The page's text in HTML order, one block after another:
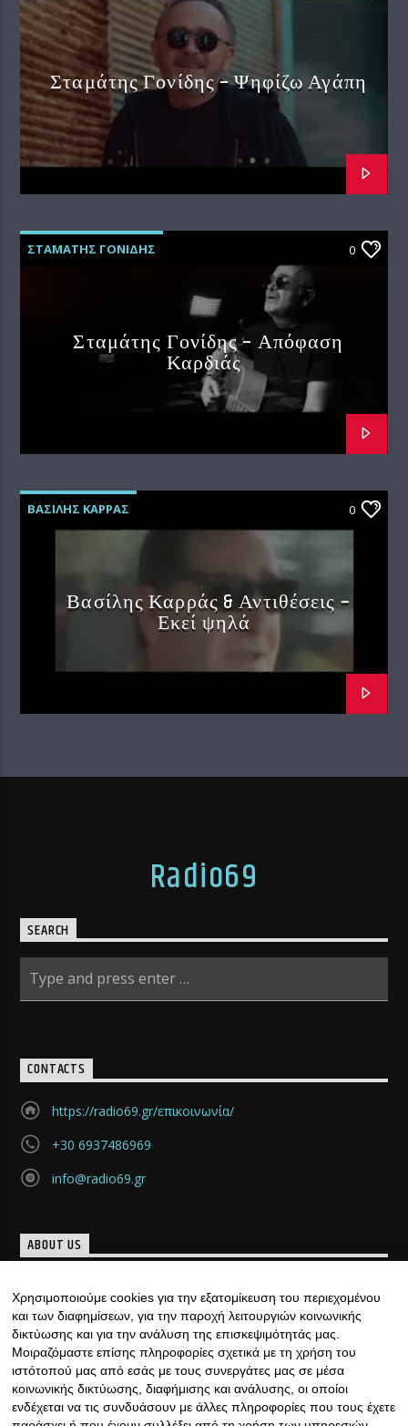
Σταμάτης Γονίδης – Ψηφίζω Αγάπη
ΣΤΑΜΑΤΗΣ ΓΟΝΙΔΗΣ 0
Σταμάτης Γονίδης – Απόφαση
Καρδιάς
ΒΑΣΙΛΗΣ ΚΑΡΡΑΣ 0
Βασίλης Καρράς & Αντιθέσεις –
Εκεί ψηλά
Radio69
SEARCH
CONTACTS
https://radio69.gr/επικοινωνία/
+30 6937486969
info@radio69.gr
ABOUT US
«γεννήθηκε», με υπογραφή… ιδιαίτερη. Κάθε μέρα, ......
Discover more
Χρησιμοποιούμε cookies για την εξατομίκευση του περιεχομένου
και των διαφημίσεων, για την παροχή λειτουργιών κοινωνικής
δικτύωσης και για την ανάλυση της επισκεψιμότητάς μας.
Μοιραζόμαστε επίσης πληροφορίες σχετικά με τη χρήση του
ιστότοπού μας από εσάς με τους συνεργάτες μας σε μέσα
κοινωνικής δικτύωσης, διαφήμισης και ανάλυσης, οι οποίοι
ενδέχεται να τις συνδυάσουν με άλλες πληροφορίες που τους έχετε